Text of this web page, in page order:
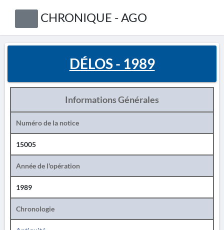
CHRONIQUE - AGO
DÉLOS - 1989
Informations Générales
Numéro de la notice
15005
Année de l'opération
1989
Chronologie